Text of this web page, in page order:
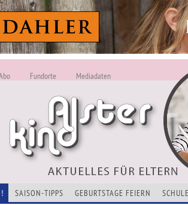
ALSTERKIND -
Alles Neu
Fundorte Mediadaten
SAISON-TIPPS GEBURTSTAGE FEIERN